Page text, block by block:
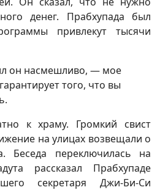
денег. Прабхупада был
привлекут тысячи
он насмешливо, — мое
того, что вы
к храму. Громкий свист
на улицах возвещали о
Беседа переключилась на
рассказал Прабхупаде
секретаря Джи-Би-Си